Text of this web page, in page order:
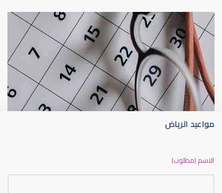
قلوبال لرعاية العين ضعف نظر
مواعيد الرياض
الاسم (مطلوب)